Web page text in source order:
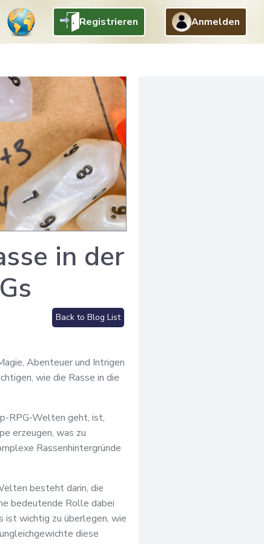
Registrieren Anmelden
in der
Back to Blog List
Abenteuer und Intrigen
wie die Rasse in die
RPG-Welten geht, ist,
erzeugen, was zu
Rassenhintergründe
besteht darin, die
bedeutende Rolle dabei
ist wichtig zu überlegen, wie
diese